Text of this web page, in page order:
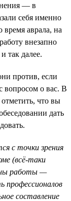
— в
себя именно
аврала, на
внезапно
так далее.
против, если
вопросом о вас. В
что вы
дать
с точки зрения
(всё-таки
работы —
профессионалов
составление